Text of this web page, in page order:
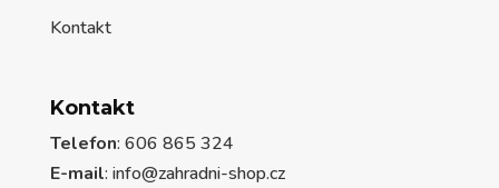
Kontakt
Kontakt
Telefon: 606 865 324
E-mail: info@zahradni-shop.cz